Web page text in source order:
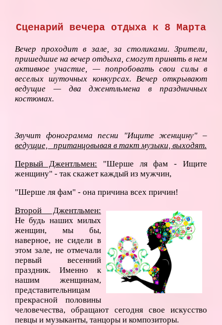
Сценарий вечера отдыха к 8 Марта
Вечер проходит в зале, за столиками. Зрители,
пришедшие на вечер отдыха, смогут принять в нем
активное участие, — попробовать свои силы в
веселых шуточных конкурсах. Вечер открывают
ведущие — два джентльмена в праздничных
костюмах.
Звучит фонограмма песни "Ищите женщину" –
ведущие, пританцовывая в такт музыки, выходят.
Первый Джентльмен: "Шерше ля фам - Ищите
женщину" - так скажет каждый из мужчин,
"Шерше ля фам" - она причина всех причин!
Второй Джентльмен:
Не будь наших милых
женщин, мы бы,
наверное, не сидели в
этом зале, не отмечали
первый весенний
праздник. Именно к
нашим женщинам,
представительницам
прекрасной половины
человечества, обращают сегодня свое искусство
певцы и музыканты, танцоры и композиторы.